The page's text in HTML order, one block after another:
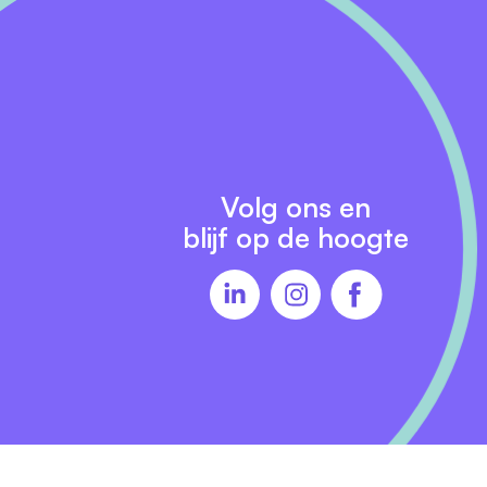
Volg ons en
blijf op de hoogte